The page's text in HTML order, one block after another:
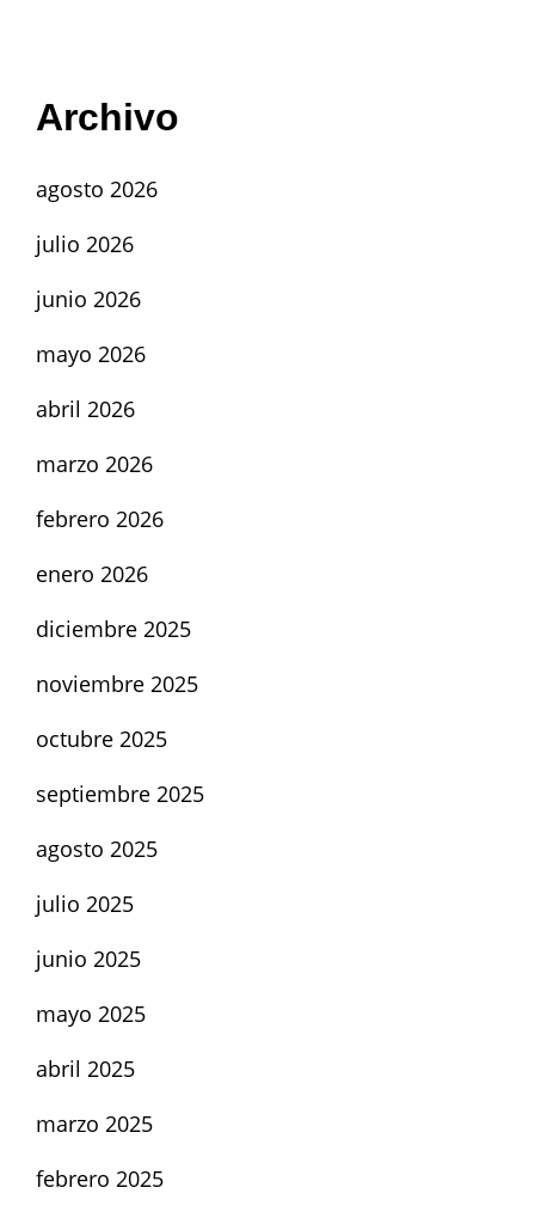
Archivo
agosto 2026
julio 2026
junio 2026
mayo 2026
abril 2026
marzo 2026
febrero 2026
enero 2026
diciembre 2025
noviembre 2025
octubre 2025
septiembre 2025
agosto 2025
julio 2025
junio 2025
mayo 2025
abril 2025
marzo 2025
febrero 2025